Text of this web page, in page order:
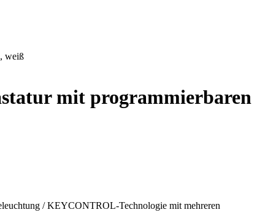
weiß
mit programmierbaren
/ KEYCONTROL-Technologie mit mehreren